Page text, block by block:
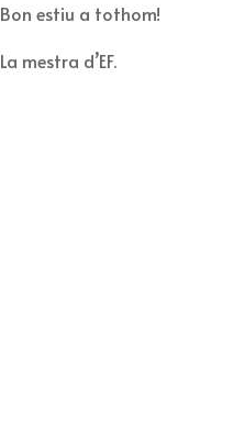
Bon estiu a tothom!
La mestra d’EF.